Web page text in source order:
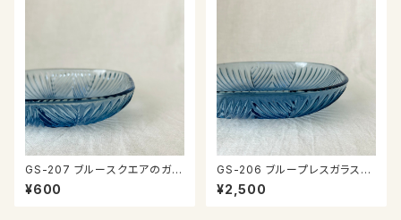
GS-207 ブルースクエアのガラ
ス器
¥600
GS-206 ブループレスガラスの
器
¥2,500